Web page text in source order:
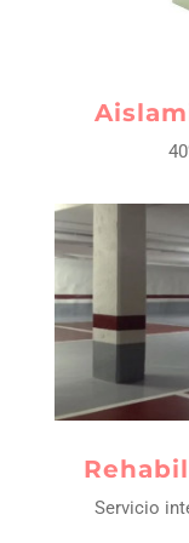
Servicio